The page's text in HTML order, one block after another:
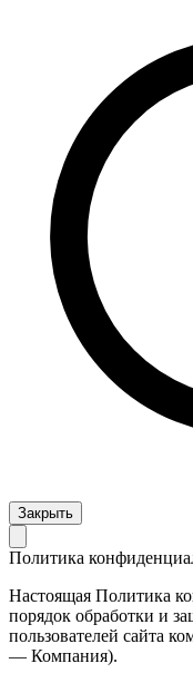
Закрыть
Политика
Настоящая Политика
порядок обработки и
пользователей сайта
— Компания).